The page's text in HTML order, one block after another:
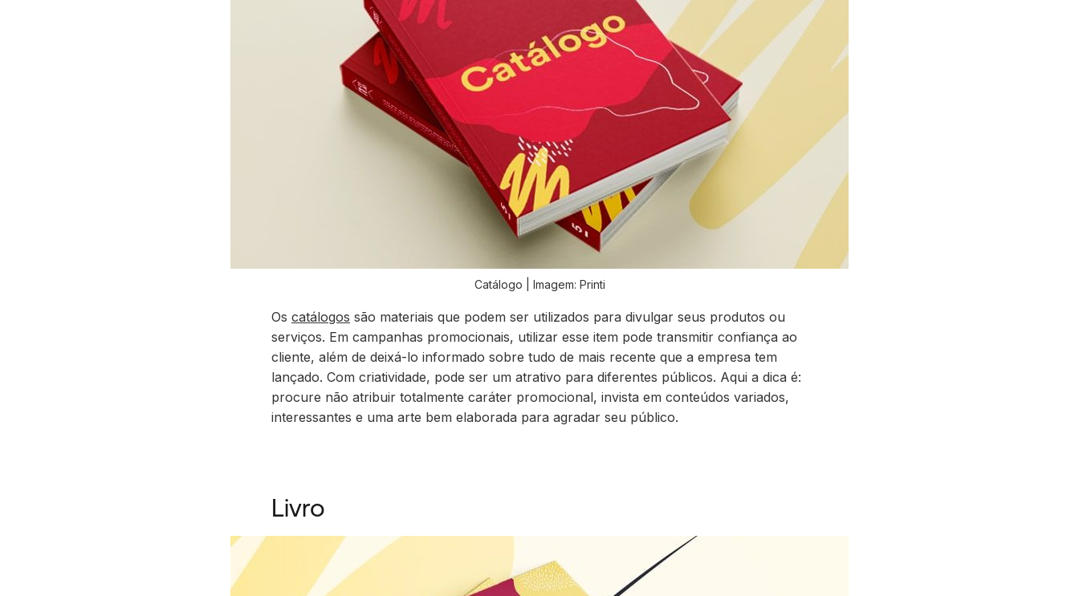
Catálogo | Imagem: Printi
Os catálogos são materiais que podem ser utilizados para divulgar seus produtos ou
serviços. Em campanhas promocionais, utilizar esse item pode transmitir confiança ao
cliente, além de deixá-lo informado sobre tudo de mais recente que a empresa tem
lançado. Com criatividade, pode ser um atrativo para diferentes públicos. Aqui a dica é:
procure não atribuir totalmente caráter promocional, invista em conteúdos variados,
interessantes e uma arte bem elaborada para agradar seu público.
Livro